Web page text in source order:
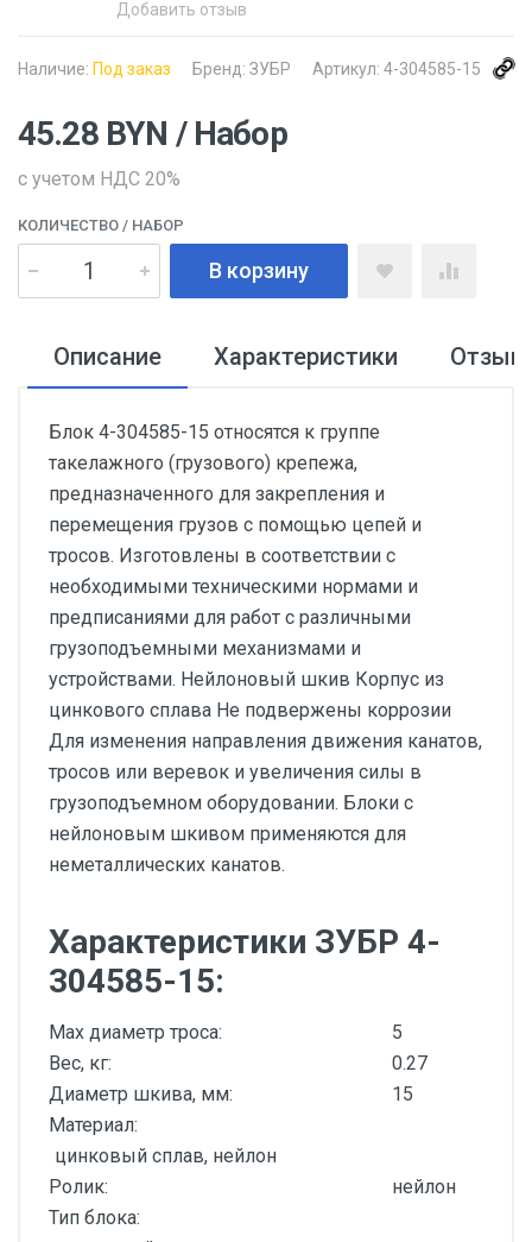
Добавить отзыв
Наличие: Под заказ Бренд: ЗУБР Артикул: 4-304585-15
45.28 BYN / Набор
с учетом НДС 20%
КОЛИЧЕСТВО / НАБОР
В корзину
Описание Характеристики
Блок 4-304585-15 относятся к группе
такелажного (грузового) крепежа,
предназначенного для закрепления и
перемещения грузов с помощью цепей и
тросов. Изготовлены в соответствии с
необходимыми техническими нормами и
предписаниями для работ с различными
грузоподъемными механизмами и
устройствами. Нейлоновый шкив Корпус из
цинкового сплава Не подвержены коррозии
Для изменения направления движения канатов,
тросов или веревок и увеличения силы в
грузоподъемном оборудовании. Блоки с
нейлоновым шкивом применяются для
неметаллических канатов.
Характеристики ЗУБР 4-
304585-15:
Max диаметр троса:
5
Вес, кг:
0.27
Диаметр шкива, мм:
15
Материал:
цинковый сплав, нейлон
Ролик:
нейлон
Тип блока: